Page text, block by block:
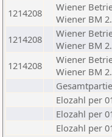
1214208
Wiener
Wiener BM
1214208
Wiener
Wiener BM
1214208
Wiener
Wiener BM
Elozahl per
Elozahl per
Elozahl per